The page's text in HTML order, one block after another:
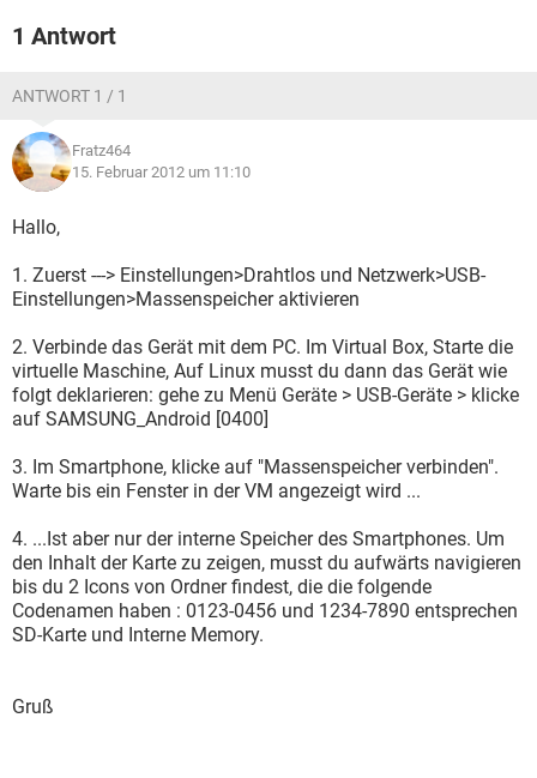
1 Antwort
ANTWORT 1 / 1
Fratz464
15. Februar 2012 um 11:10
Hallo,
1. Zuerst ---> Einstellungen>Drahtlos und Netzwerk>USB-
Einstellungen>Massenspeicher aktivieren
2. Verbinde das Gerät mit dem PC. Im Virtual Box, Starte die
virtuelle Maschine, Auf Linux musst du dann das Gerät wie
folgt deklarieren: gehe zu Menü Geräte > USB-Geräte > klicke
auf SAMSUNG_Android [0400]
3. Im Smartphone, klicke auf "Massenspeicher verbinden".
Warte bis ein Fenster in der VM angezeigt wird ...
4. ...Ist aber nur der interne Speicher des Smartphones. Um
den Inhalt der Karte zu zeigen, musst du aufwärts navigieren
bis du 2 Icons von Ordner findest, die die folgende
Codenamen haben : 0123-0456 und 1234-7890 entsprechen
SD-Karte und Interne Memory.
Gruß